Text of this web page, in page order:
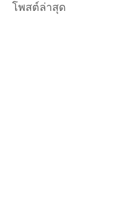
โพสต์ล่าสุด